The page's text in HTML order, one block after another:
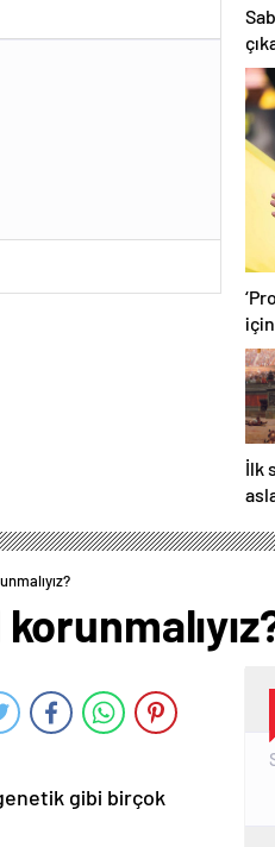
İlk
gibi birçok